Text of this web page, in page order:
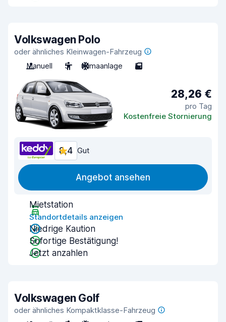
Volkswagen Polo
oder ähnliches Kleinwagen-Fahrzeug
Manuell
5 Klimaanlage 5
28,26 €
pro Tag
Kostenfreie Stornierung
8,4 Gut
Angebot ansehen
Mietstation
Standortdetails anzeigen
Niedrige Kaution
Sofortige Bestätigung!
Jetzt anzahlen
Volkswagen Golf
oder ähnliches Kompaktklasse-Fahrzeug